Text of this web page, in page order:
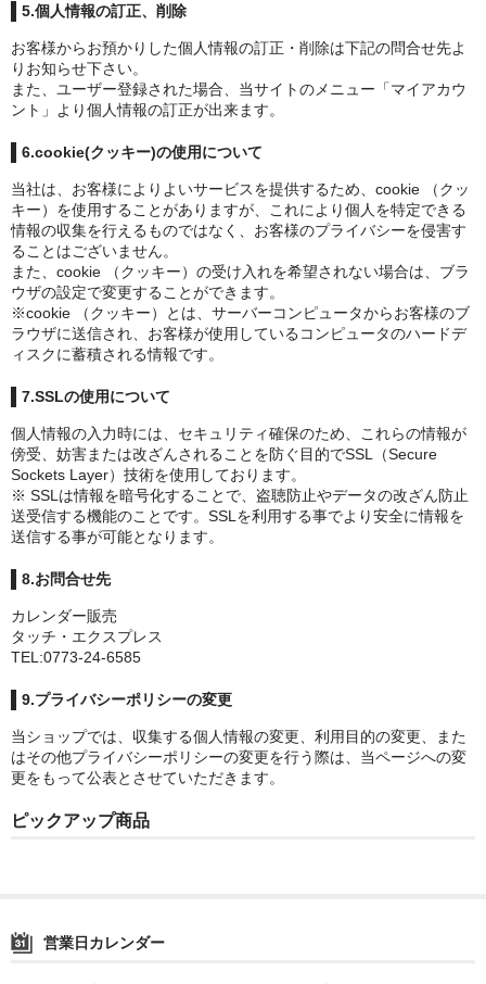
5.個人情報の訂正、削除
お客様からお預かりした個人情報の訂正・削除は下記の問合せ先よ
りお知らせ下さい。
また、ユーザー登録された場合、当サイトのメニュー「マイアカウ
ント」より個人情報の訂正が出来ます。
6.cookie(クッキー)の使用について
当社は、お客様によりよいサービスを提供するため、cookie （クッ
キー）を使用することがありますが、これにより個人を特定できる
情報の収集を行えるものではなく、お客様のプライバシーを侵害す
ることはございません。
また、cookie （クッキー）の受け入れを希望されない場合は、ブラ
ウザの設定で変更することができます。
※cookie （クッキー）とは、サーバーコンピュータからお客様のブ
ラウザに送信され、お客様が使用しているコンピュータのハードデ
ィスクに蓄積される情報です。
7.SSLの使用について
個人情報の入力時には、セキュリティ確保のため、これらの情報が
傍受、妨害または改ざんされることを防ぐ目的でSSL（Secure
Sockets Layer）技術を使用しております。
※ SSLは情報を暗号化することで、盗聴防止やデータの改ざん防止
送受信する機能のことです。SSLを利用する事でより安全に情報を
送信する事が可能となります。
8.お問合せ先
カレンダー販売
タッチ・エクスプレス
TEL:0773-24-6585
9.プライバシーポリシーの変更
当ショップでは、収集する個人情報の変更、利用目的の変更、また
はその他プライバシーポリシーの変更を行う際は、当ページへの変
更をもって公表とさせていただきます。
ピックアップ商品
営業日カレンダー